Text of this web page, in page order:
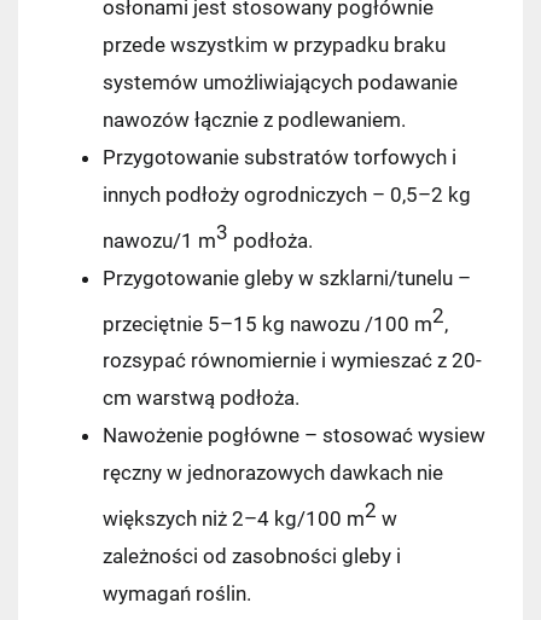
osłonami jest stosowany pogłównie
przede wszystkim w przypadku braku
systemów umożliwiających podawanie
nawozów łącznie z podlewaniem.
Przygotowanie substratów torfowych i
innych podłoży ogrodniczych – 0,5–2 kg
nawozu/1 m3 podłoża.
Przygotowanie gleby w szklarni/tunelu –
przeciętnie 5–15 kg nawozu /100 m2,
rozsypać równomiernie i wymieszać z 20-
cm warstwą podłoża.
Nawożenie pogłówne – stosować wysiew
ręczny w jednorazowych dawkach nie
większych niż 2–4 kg/100 m2 w
zależności od zasobności gleby i
wymagań roślin.
Kurier Pocztex 9,90 zł
Kurier InPost 14,99 zł
Kurier InPost - przedpłata 14,99 zł
Kurier GLS
Kurier GLS - przedpłata 17,99 zł